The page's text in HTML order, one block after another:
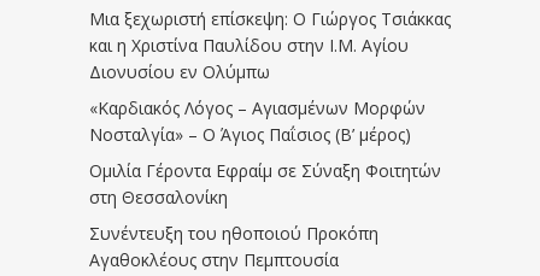
Μια ξεχωριστή επίσκεψη: Ο Γιώργος Τσιάκκας
και η Χριστίνα Παυλίδου στην Ι.Μ. Αγίου
Διονυσίου εν Ολύμπω
«Καρδιακός Λόγος – Αγιασμένων Μορφών
Νοσταλγία» – Ο Άγιος Παΐσιος (Β’ μέρος)
Ομιλία Γέροντα Εφραίμ σε Σύναξη Φοιτητών
στη Θεσσαλονίκη
Συνέντευξη του ηθοποιού Προκόπη
Αγαθοκλέους στην Πεμπτουσία